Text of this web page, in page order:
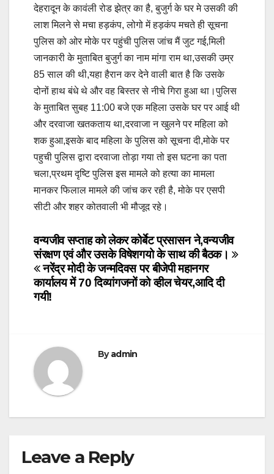
देहरादून के कावंली रोड झेत्र का है, बुजुर्ग के घर मे उसकी की
लाश मिलने से मचा हड़कंप, लोगो में हड़कंप मचते ही सूचना
पुलिस को ओर मोके पर पहुंची पुलिस जांच मैं जुट गई,मिली
जानकारी के मुताबित बुजुर्ग का नाम मांगा राम था,उसकी उम्र
85 साल की थी,यहा हैरान कर देने वाली बात है कि उसके
दोनों हाथ बंधे थे और वह बिस्तर से नीचे गिरा हुआ था।पुलिस
के मुताबित सुबह 11:00 बजे एक महिला उसके घर पर आई थी
और दरवाजा खतकताय था,दरवाजा न खुलने पर महिला को
शक हुआ,इसके बाद महिला के पुलिस को सूचना दी,मोके पर
पहुची पुलिस द्वारा दरवाजा तोड़ा गया तो इस घटना का पता
चला,प्रथम दृष्टि पुलिस इस मामले को हत्या का मामला
मानकर फिलाल मामले की जांच कर रही है, मोके पर एसपी
सीटी और शहर कोतवाली भी मौजूद रहे।
Post
navigation
वन्यजीव सप्ताह को लेकर कोर्बेट प्रसासन ने,वन्यजीव
संरक्षण एवं और उसके विषेशगयो के साथ की बैठक।
नरेंद्र मोदी के जन्मदिवस पर बीजेपी महानगर
कार्यालय में 70 दिव्यांगजनों को व्हील चेयर,आदि दी
गयी!
Byadmin
Leave a Reply